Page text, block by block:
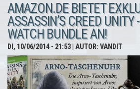
Unity -
Der
Song
aus dem
E3 2014-
AMAZON.DE BIETET
ASSASSIN’S CREED UNITY
WATCH BUNDLE AN!
DI, 10/06/2014 - 21:53| AUTOR:VANDIT